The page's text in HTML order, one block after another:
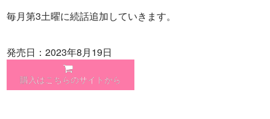
毎月第3土曜に続話追加していきます。
発売日：2023年8月19日
購入はこちらのサイトから